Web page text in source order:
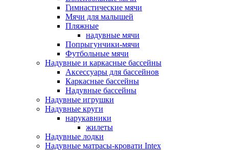
Гимнастические мячи
Мячи для малышей
Пляжные
надувные мячи
Попрыгунчики-мячи
Футбольные мячи
Надувные и каркасные бассейны
Аксессуары для бассейнов
Каркасные бассейны
Надувные бассейны
Надувные игрушки
Надувные круги
нарукавники
жилеты
Надувные лодки
Надувные матрасы-кровати Intex